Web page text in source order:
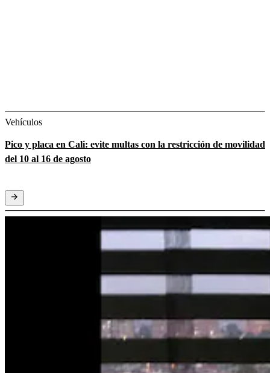
Vehículos
Pico y placa en Cali: evite multas con la restricción de movilidad
del 10 al 16 de agosto